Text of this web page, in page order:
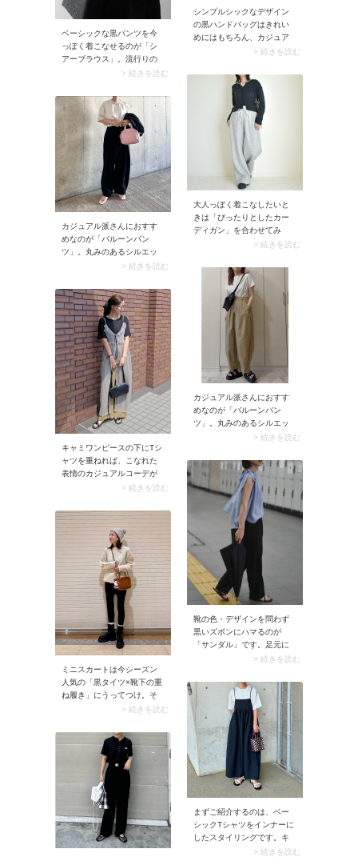
テッドアロー）」、「ADAM
ET ROPE’（アダムエロ
ペ）」などのセレクトショ
ップがおすすめ。
シンプルシックなデザイン
の黒ハンドバッグはきれい
めにはもちろん、カジュア
ルコーデの引き締めにも役
えます。バッグチャームな
どでアレンジを加えると今
シーズンらしく、よりこな
れた印象に仕上がります
> 続きを読む
ベーシックな黒パンツを今
っぽく着こなせるのが「シ
アーブラウス」。流行りの
ブラウスがトレンド感を醸
え。シアーブラウスの透明
感が効いて軽快なスタイリ
ングに仕上がります。
> 続きを読む
大人っぽく着こなしたいと
きは「ぴったりとしたカー
ディガン」を合わせてみ
て。このときカーディガン
ー風となり、グレーのスウ
ェットパンツがこなれ見
え。今どきのカジュアルコ
ーデに決まりますよ。
> 続きを読む
カジュアル派さんにおすす
めなのが「バルーンパン
ツ」。丸みのあるシルエッ
トは女性らしい雰囲気があ
を発揮。下半身のラインが
目立たたず、こなれたルッ
クスに決まる一本です。
> 続きを読む
カジュアル派さんにおすす
めなのが「バルーンパン
ツ」。丸みのあるシルエッ
トは女性らしい雰囲気があ
を発揮。下半身のラインが
目立たたず、こなれたルッ
クスに決まる一本です。
> 続きを読む
キャミワンピースの下にTシ
ャツを重ねれば、こなれた
表情のカジュアルコーデが
完成。キャミワンピだけで
肌見せトップスと合わせて
も好相性に決まりますよ。
程よく女性らしくヘルシー
なバランスは夏にぴった
り。
> 続きを読む
靴の色・デザインを問わず
黒いズボンにハマるのが
「サンダル」です。足元に
軽やかさが加わり、コーデ
ストラップサンダルからカ
ジュアルなスポーツサンダ
ルまで、どれを合わせても
OKです。
> 続きを読む
ミニスカートは今シーズン
人気の「黒タイツ×靴下の重
ね履き」にうってつけ。そ
の際ゆるめのソックスを選
足元の冷え対策にもなり、
鮮度の高いコーデが楽しめ
> 続きを読む
まずご紹介するのは、ベー
シックTシャツをインナーに
したスタイリングです。キ
ャミワンピースに重ねるも
> 続きを読む